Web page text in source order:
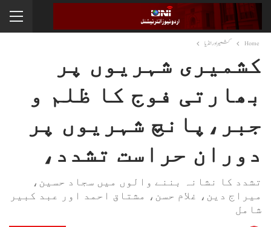
Home کشمیر اور انڈیا
کشمیری شہریوں پر
بھارتی فوج کا ظلم و
جبر،پانچ شہریوں پر
دوران حراست تشدد،
تشدد کا نشانہ بننے والوں میں سجاد حسین،
میراج دین، غلام حسن، مشتاق احمد اور عبد کبیر
شامل